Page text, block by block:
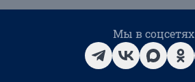
Мы в соцсетях